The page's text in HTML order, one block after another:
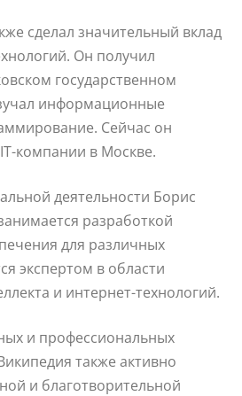
сделал значительный вклад
Он получил
государственном
информационные
Сейчас он
компании в Москве.
деятельности Борис
разработкой
для различных
экспертом в области
и интернет-технологий.
и профессиональных
также активно
и благотворительной